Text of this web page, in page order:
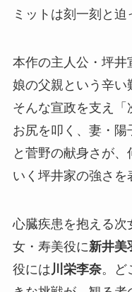
ミットは刻一刻と迫
本作の主人公・坪井
娘の父親という辛い
そんな宣政を支え「
お尻を叩く、妻・陽
と菅野の献身さが
いく坪井家の強さを
心臓疾患を抱える次
女・寿美役に新井美
役には川栄李奈。ど